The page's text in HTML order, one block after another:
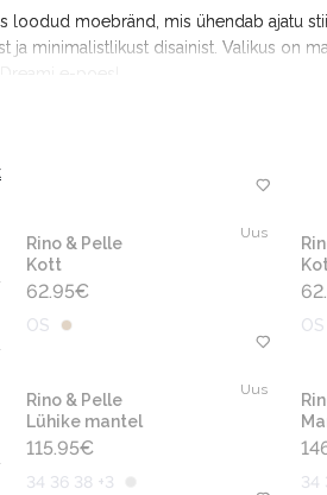
loodud moebränd, mis ühendab ajatu
ja minimalistlikust disainist. Valikus on
Uus
Rino & Pelle
Kott
62.95€
OS OS
Uus
Rino & Pelle
Lühike mantel
115.95€
34 36 38 +3 34